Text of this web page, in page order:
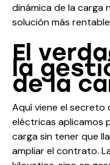
dinámica de la carga
solución más
El
la
de la
Aquí viene el secreto
eléctricas aplicamos
carga sin tener que
ampliar el contrato.